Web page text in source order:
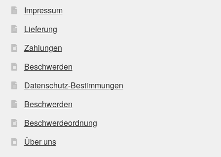
Impressum
Lieferung
Zahlungen
Beschwerden
Datenschutz-Bestimmungen
Beschwerden
Beschwerdeordnung
Über uns